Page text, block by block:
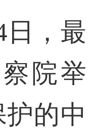
，最
院举
的中